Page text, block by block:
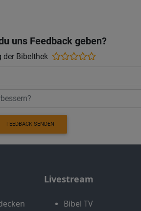
uns Feedback geben?
der Bibelthek
FEEDBACK SENDEN
Livestream
Bibel TV